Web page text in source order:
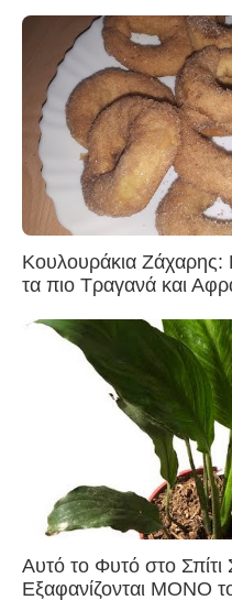
Κουλουράκια Ζάχαρης:
τα πιο Τραγανά και
Αυτό το Φυτό στο
Εξαφανίζονται ΜΟΝΟ